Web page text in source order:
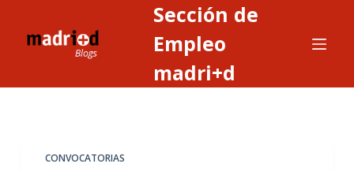
Sección de
Empleo
madri+d
CONVOCATORIAS